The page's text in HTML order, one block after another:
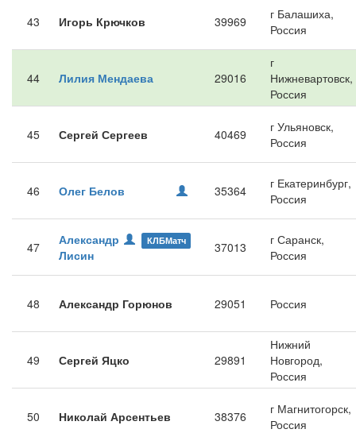
43 Игорь Крючков 39969
г Балашиха,
Россия
44 Лилия Мендаева 29016
г
Нижневартовск,
Россия
45 Сергей Сергеев 40469
г Ульяновск,
Россия
46 Олег Белов 35364
г Екатеринбург,
Россия
47 КЛБМатч
Александр
Лисин
37013
г Саранск,
Россия
48 Александр Горюнов 29051 Россия
49 Сергей Яцко 29891
Нижний
Новгород,
Россия
50 Николай Арсентьев 38376
г Магнитогорск,
Россия